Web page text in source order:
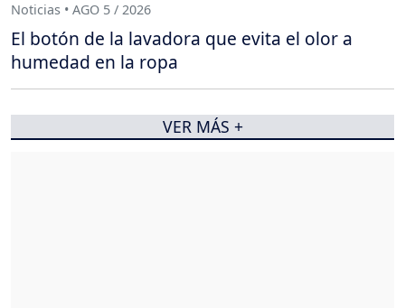
Noticias • AGO 5 / 2026
El botón de la lavadora que evita el olor a
humedad en la ropa
VER MÁS +